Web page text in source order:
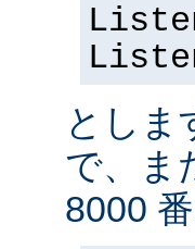
としま
で、ま
8000